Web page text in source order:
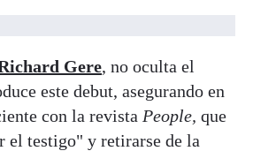
Gere, no oculta el
este debut, asegurando en
con la revista People, que
el testigo" y retirarse de la